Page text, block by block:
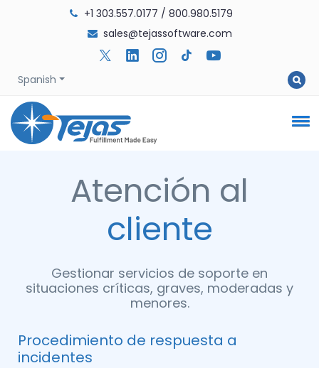
+1 303.557.0177 / 800.980.5179
sales@tejassoftware.com
Spanish
Atención al
cliente
Gestionar servicios de soporte en
situaciones críticas, graves, moderadas y
menores.
Procedimiento de respuesta a
incidentes